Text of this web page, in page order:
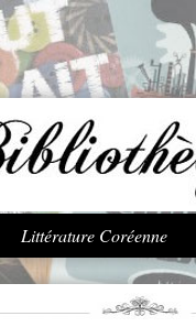
Littérature Coréenne